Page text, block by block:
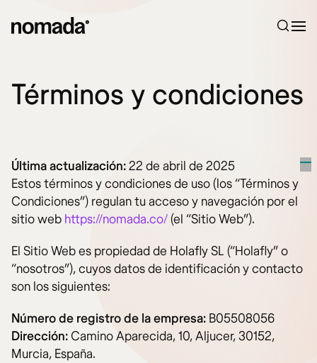
Términos y condiciones
Última actualización:22 de abril de 2025
Estos términos y condiciones de uso (los “Términos y
Condiciones”) regulan tu acceso y navegación por el
sitio web https://nomada.co/(el “Sitio Web”).
El Sitio Web es propiedad de Holafly SL (“Holafly” o
“nosotros”), cuyos datos de identificación y contacto
son los siguientes:
Número de registro de la empresa: B05508056
Dirección:Camino Aparecida, 10, Aljucer, 30152,
Murcia, España.